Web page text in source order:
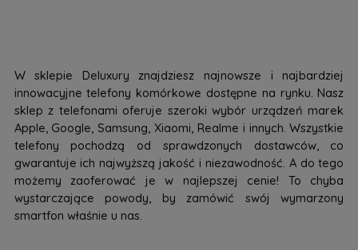
W sklepie Deluxury znajdziesz najnowsze i najbardziej
innowacyjne telefony komórkowe dostępne na rynku. Nasz
sklep z telefonami oferuje szeroki wybór urządzeń marek
Apple, Google, Samsung, Xiaomi, Realme i innych. Wszystkie
telefony pochodzą od sprawdzonych dostawców, co
gwarantuje ich najwyższą jakość i niezawodność. A do tego
możemy zaoferować je w najlepszej cenie! To chyba
wystarczające powody, by zamówić swój wymarzony
smartfon właśnie u nas.